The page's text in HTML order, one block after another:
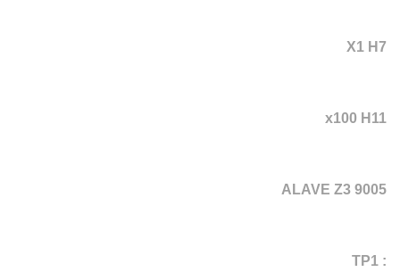
X1 H7
x100 H11
ALAVE Z3 9005
: TP1